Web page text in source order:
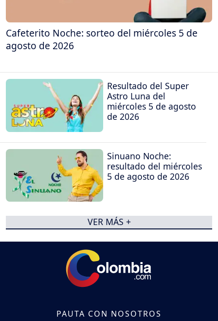
Cafeterito Noche: sorteo del miércoles 5 de
agosto de 2026
Resultado del Super
Astro Luna del
miércoles 5 de agosto
de 2026
Sinuano Noche:
resultado del miércoles
5 de agosto de 2026
VER MÁS +
PAUTA CON NOSOTROS